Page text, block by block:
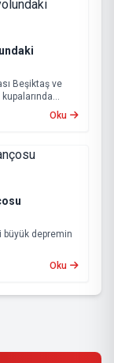
Beşiktaş ve
aşamasına
Oku
depremin
Oku